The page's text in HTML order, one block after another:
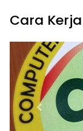
Cara